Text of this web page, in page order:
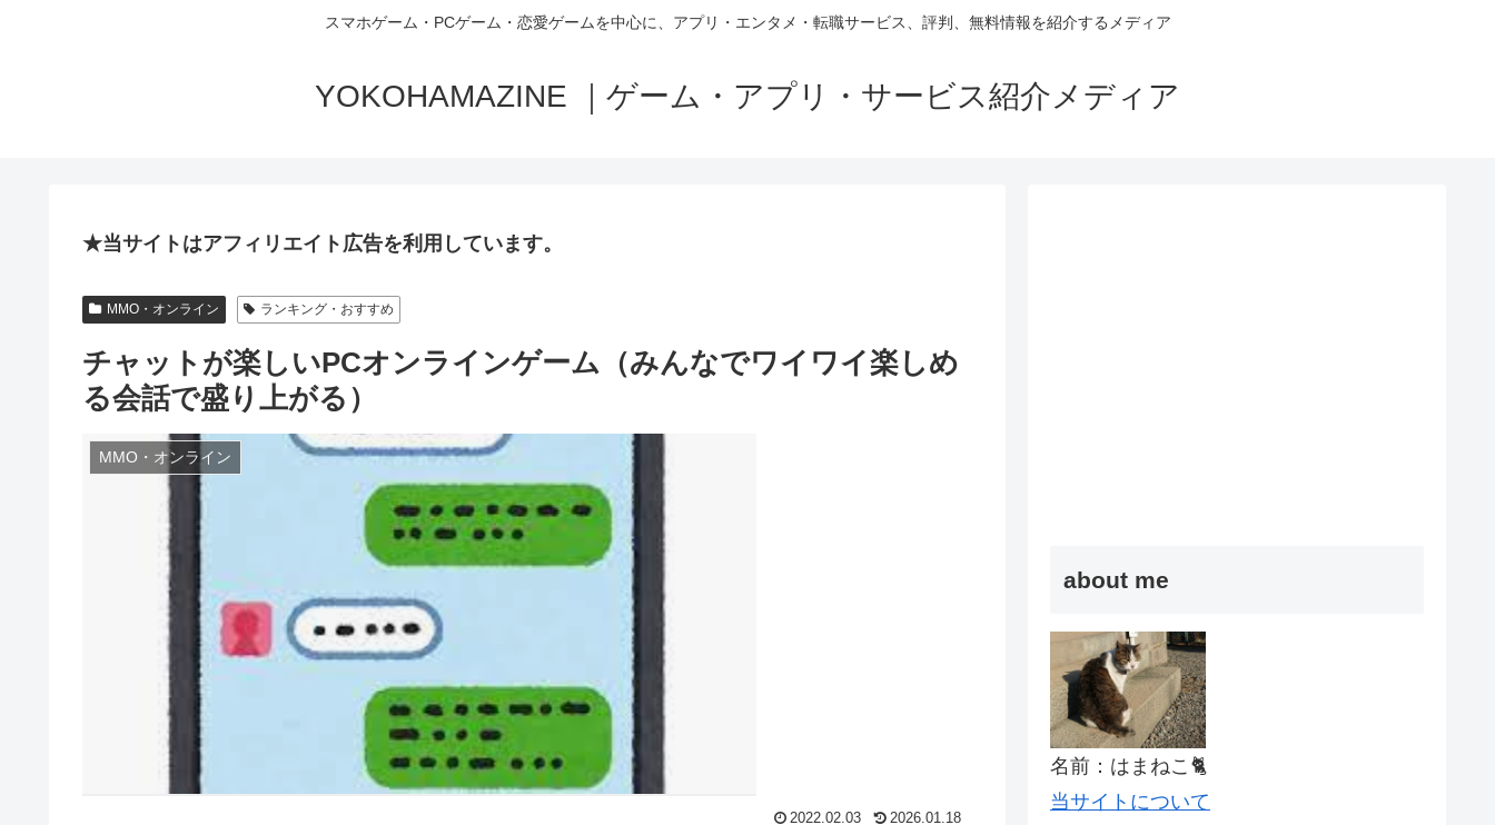
スマホゲーム・PCゲーム・恋愛ゲームを中心に、アプリ・エンタメ・転職サービス、評判、無料情報を紹介するメディア
YOKOHAMAZINE ｜ゲーム・アプリ・サービス紹介メディア
★当サイトはアフィリエイト広告を利用しています。
MMO・オンライン ランキング・おすすめ
チャットが楽しいPCオンラインゲーム（みんなでワイワイ楽しめ
る会話で盛り上がる）
MMO・オンライン
2022.02.03 2026.01.18
about me
名前：はまねこ🐈
当サイトについて